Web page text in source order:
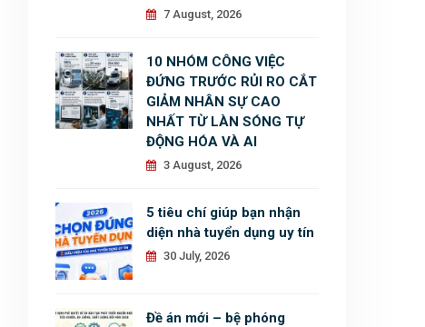
7 August, 2026
10 NHÓM CÔNG VIỆC
ĐỨNG TRƯỚC RỦI RO CẮT
GIẢM NHÂN SỰ CAO
NHẤT TỪ LÀN SÓNG TỰ
ĐỘNG HÓA VÀ AI
3 August, 2026
5 tiêu chí giúp bạn nhận
diện nhà tuyển dụng uy tín
30 July, 2026
Đề án mới – bệ phóng